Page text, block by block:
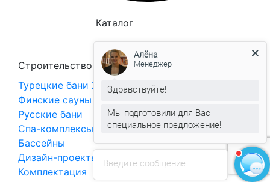
Каталог
Строительство
Турецкие бани Хаммам
Финские сауны
Русские бани
Спа-комплексы
Бассейны
Дизайн-проекты
Комплектация
Введите сообщение
Алёна
Менеджер
Здравствуйте!
Мы подготовили для Вас
специальное предложение!